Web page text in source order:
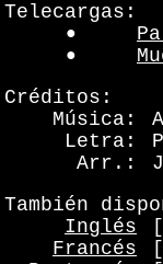
Telecargas:
●
●
Créditos:
Música:
Letra:
Arr.:
También
Inglés
Francés